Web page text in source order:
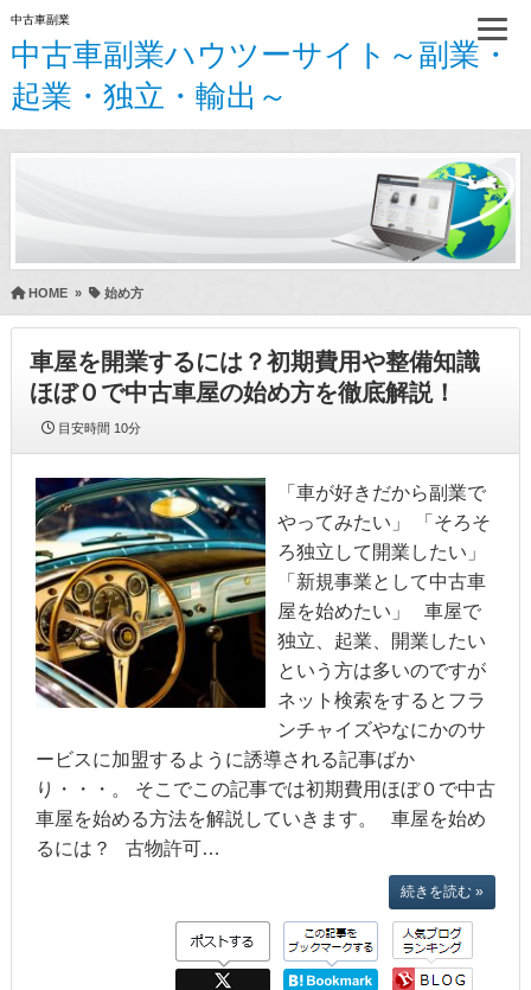
中古車副業
中古車副業ハウツーサイト～副業・
起業・独立・輸出～
HOME» 始め方
車屋を開業するには？初期費用や整備知識
ほぼ０で中古車屋の始め方を徹底解説！
目安時間 10分
「車が好きだから副業で
やってみたい」 「そろそ
ろ独立して開業したい」
「新規事業として中古車
屋を始めたい」 車屋で
独立、起業、開業したい
という方は多いのですが
ネット検索をするとフラ
ンチャイズやなにかのサ
ービスに加盟するように誘導される記事ばか
り・・・。 そこでこの記事では初期費用ほぼ０で中古
車屋を始める方法を解説していきます。 車屋を始め
るには？ 古物許可…
続きを読む »